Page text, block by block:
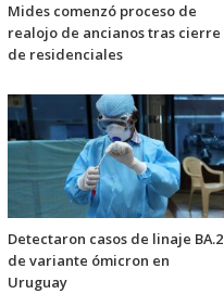
Mides comenzó proceso de
realojo de ancianos tras cierre
de residenciales
Detectaron casos de linaje BA.2
de variante ómicron en
Uruguay